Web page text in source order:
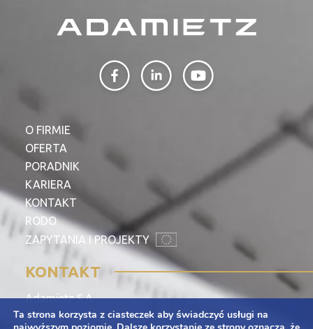
O FIRMIE
OFERTA
PORADNIK
KARIERA
KONTAKT
RODO
ZAPYTANIA I PROJEKTY
KONTAKT
Adamietz S.A.
ul. Braci Prankel 1
Ta strona korzysta z ciasteczek aby świadczyć usługi na